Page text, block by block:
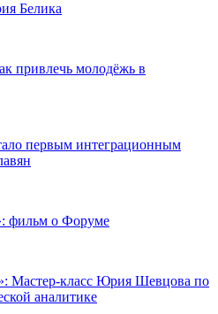
Белика
привлечь молодёжь в
первым интеграционным
фильм о Форуме
Мастер-класс Юрия Шевцова по
аналитике